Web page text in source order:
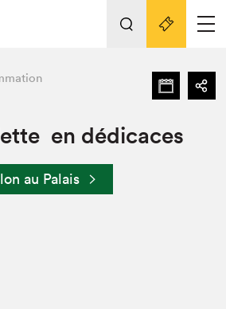
au Salon
Nos activités
et en ligne
en dédicaces
au Palais